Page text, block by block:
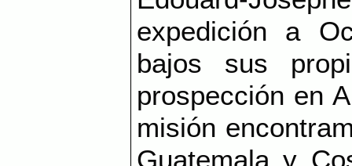
expedición a
bajos sus
prospección en
misión
Guatemala y